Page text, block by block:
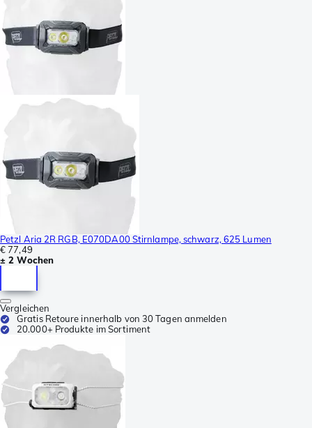
Petzl Aria 2R RGB, E070DA00 Stirnlampe, schwarz, 625 Lumen
€ 77,49
± 2 Wochen
Vergleichen
Gratis Retoure innerhalb von 30 Tagen anmelden
20.000+ Produkte im Sortiment